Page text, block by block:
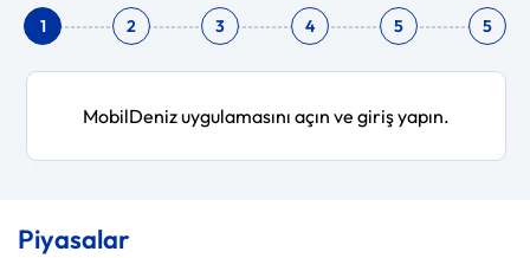
1 2 3 4 5 5
MobilDeniz uygulamasını açın ve giriş yapın.
Piyasalar